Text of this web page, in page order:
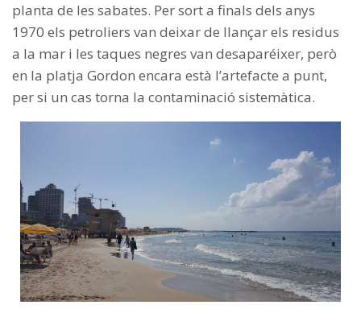
planta de les sabates. Per sort a finals dels anys
1970 els petroliers van deixar de llançar els residus
a la mar i les taques negres van desaparéixer, però
en la platja Gordon encara està l’artefacte a punt,
per si un cas torna la contaminació sistemàtica.